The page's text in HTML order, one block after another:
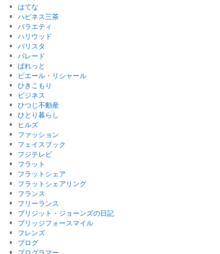
はてな
ハピネス三茶
バラエティ
ハリウッド
バリスタ
パレード
ぱれっと
ピエール・リシャール
ひきこもり
ビジネス
ひつじ不動産
ひとり暮らし
ヒルズ
ファッション
フェイスブック
フジテレビ
フラット
フラットシェア
フラットシェアリング
フランス
フリーランス
ブリジット・ジョーンズの日記
ブリッジフォースマイル
フレンズ
ブログ